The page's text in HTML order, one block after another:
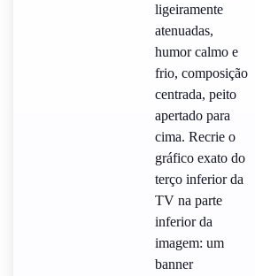
ligeiramente
atenuadas,
humor calmo e
frio, composição
centrada, peito
apertado para
cima. Recrie o
gráfico exato do
terço inferior da
TV na parte
inferior da
imagem: um
banner